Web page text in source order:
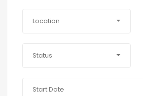
Location
Status